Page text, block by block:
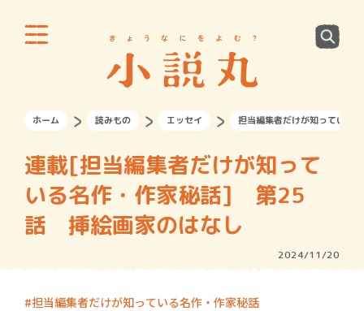
ホーム 読みもの エッセイ 担当編集者だけが知っている
連載[担当編集者だけが知って
いる名作・作家秘話] 第25
話 挿絵画家のはなし
2024/11/20
担当編集者だけが知っている名作・作家秘話